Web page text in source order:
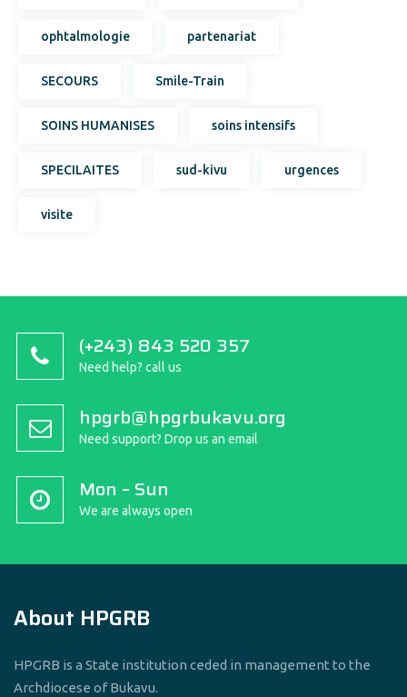
ophtalmologie partenariat
SECOURS Smile-Train
SOINS HUMANISES soins intensifs
SPECILAITES sud-kivu urgences
visite
(+243) 843 520 357
Need help? call us
hpgrb@hpgrbukavu.org
Need support? Drop us an email
Mon – Sun
We are always open
About HPGRB
HPGRB is a State institution ceded in management to the
Archdiocese of Bukavu.